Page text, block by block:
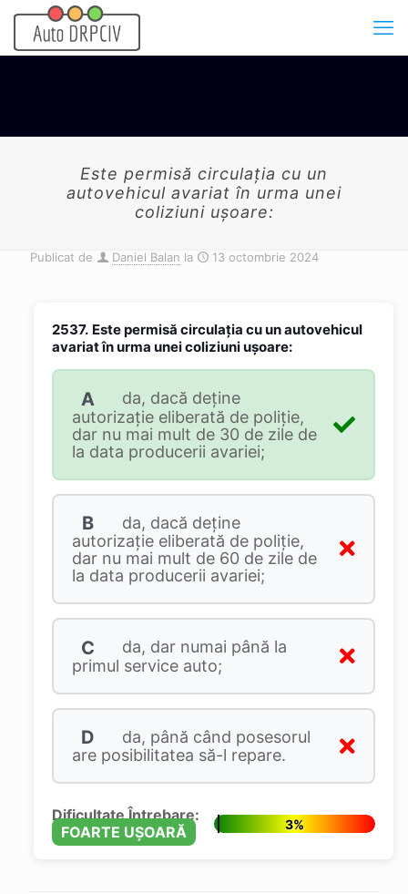
Este permisă circulația cu un
autovehicul avariat în urma unei
coliziuni ușoare:
Publicat de Daniel Balan la 13 octombrie 2024
2537. Este permisă circulația cu un autovehicul
avariat în urma unei coliziuni ușoare:
A
da, dacă deține
autorizație eliberată de poliție,
dar nu mai mult de 30 de zile de
la data producerii avariei;
B
da, dacă deține
autorizație eliberată de poliție,
dar nu mai mult de 60 de zile de
la data producerii avariei;
C
da, dar numai până la
primul service auto;
D
da, până când posesorul
are posibilitatea să-l repare.
Dificultate Întrebare:
FOARTE UȘOARĂ
3%